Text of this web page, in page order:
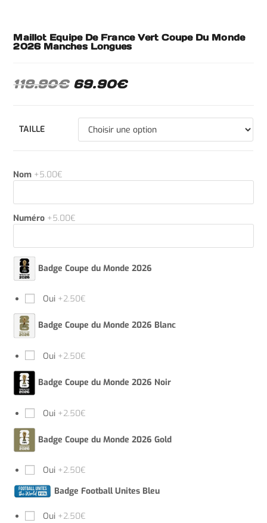
Maillot Equipe De France Vert Coupe Du Monde
2026 Manches Longues
119.90€ 69.90€
TAILLE
Nom +5.00€
Numéro +5.00€
Badge Coupe du Monde 2026
Oui +2.50€
Badge Coupe du Monde 2026 Blanc
Oui +2.50€
Badge Coupe du Monde 2026 Noir
Oui +2.50€
Badge Coupe du Monde 2026 Gold
Oui +2.50€
Badge Football Unites Bleu
Oui +2.50€